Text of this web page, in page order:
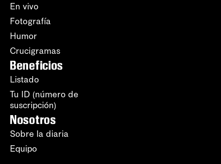
En vivo
Fotografía
Humor
Crucigramas
Beneficios
Listado
Tu ID (número de
suscripción)
Nosotros
Sobre la diaria
Equipo